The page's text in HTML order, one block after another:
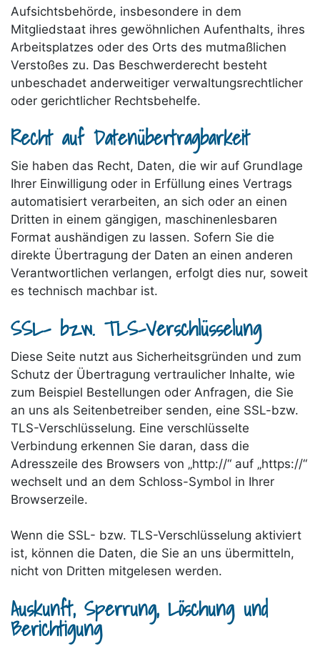
Aufsichtsbehörde, insbesondere in dem
Mitgliedstaat ihres gewöhnlichen Aufenthalts, ihres
Arbeitsplatzes oder des Orts des mutmaßlichen
Verstoßes zu. Das Beschwerderecht besteht
unbeschadet anderweitiger verwaltungsrechtlicher
oder gerichtlicher Rechtsbehelfe.
Recht auf Datenübertragbarkeit
Sie haben das Recht, Daten, die wir auf Grundlage
Ihrer Einwilligung oder in Erfüllung eines Vertrags
automatisiert verarbeiten, an sich oder an einen
Dritten in einem gängigen, maschinenlesbaren
Format aushändigen zu lassen. Sofern Sie die
direkte Übertragung der Daten an einen anderen
Verantwortlichen verlangen, erfolgt dies nur, soweit
es technisch machbar ist.
SSL- bzw. TLS-Verschlüsselung
Diese Seite nutzt aus Sicherheitsgründen und zum
Schutz der Übertragung vertraulicher Inhalte, wie
zum Beispiel Bestellungen oder Anfragen, die Sie
an uns als Seitenbetreiber senden, eine SSL-bzw.
TLS-Verschlüsselung. Eine verschlüsselte
Verbindung erkennen Sie daran, dass die
Adresszeile des Browsers von „http://“ auf „https://“
wechselt und an dem Schloss-Symbol in Ihrer
Browserzeile.
Wenn die SSL- bzw. TLS-Verschlüsselung aktiviert
ist, können die Daten, die Sie an uns übermitteln,
nicht von Dritten mitgelesen werden.
Auskunft, Sperrung, Löschung und
Berichtigung